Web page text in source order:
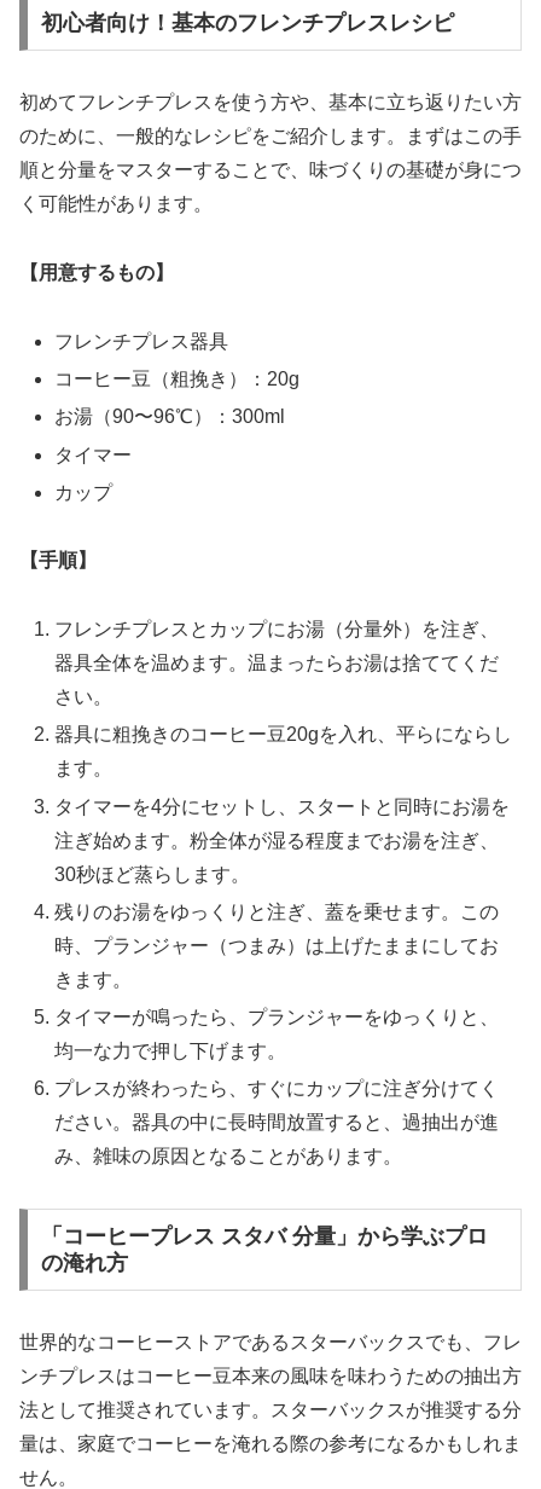
初心者向け！基本のフレンチプレスレシピ
初めてフレンチプレスを使う方や、基本に立ち返りたい方
のために、一般的なレシピをご紹介します。まずはこの手
順と分量をマスターすることで、味づくりの基礎が身につ
く可能性があります。
【用意するもの】
フレンチプレス器具
コーヒー豆（粗挽き）：20g
お湯（90〜96℃）：300ml
タイマー
カップ
【手順】
フレンチプレスとカップにお湯（分量外）を注ぎ、
器具全体を温めます。温まったらお湯は捨ててくだ
さい。
器具に粗挽きのコーヒー豆20gを入れ、平らにならし
ます。
タイマーを4分にセットし、スタートと同時にお湯を
注ぎ始めます。粉全体が湿る程度までお湯を注ぎ、
30秒ほど蒸らします。
残りのお湯をゆっくりと注ぎ、蓋を乗せます。この
時、プランジャー（つまみ）は上げたままにしてお
きます。
タイマーが鳴ったら、プランジャーをゆっくりと、
均一な力で押し下げます。
プレスが終わったら、すぐにカップに注ぎ分けてく
ださい。器具の中に長時間放置すると、過抽出が進
み、雑味の原因となることがあります。
「コーヒープレス スタバ 分量」から学ぶプロ
の淹れ方
世界的なコーヒーストアであるスターバックスでも、フレ
ンチプレスはコーヒー豆本来の風味を味わうための抽出方
法として推奨されています。スターバックスが推奨する分
量は、家庭でコーヒーを淹れる際の参考になるかもしれま
せん。